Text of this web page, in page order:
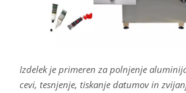
Izdelek je primeren za polnjenje
cevi, tesnjenje, tiskanje datumov in